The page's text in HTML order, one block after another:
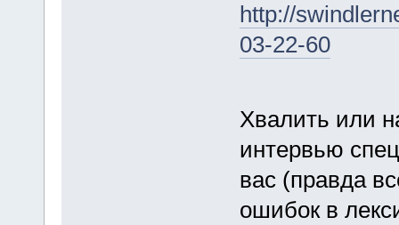
http://
03-22-60
Хвалить или
интервью
вас (правда
ошибок в